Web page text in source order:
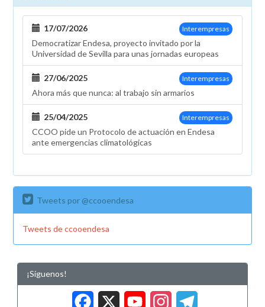
Interempresas
17/07/2026
Democratizar Endesa, proyecto invitado por la
Universidad de Sevilla para unas jornadas europeas
Interempresas
27/06/2025
Ahora más que nunca: al trabajo sin armarios
Interempresas
25/04/2025
CCOO pide un Protocolo de actuación en Endesa
ante emergencias climatológicas
Tweets por @ccooendesa
Tweets de ccooendesa
¡Síguenos!
Facebook
X